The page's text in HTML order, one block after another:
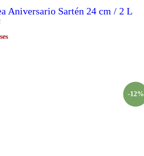
Aniversario Sartén 24 cm / 2 L
-12%